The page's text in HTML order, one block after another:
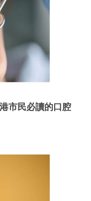
市民必讀的口腔